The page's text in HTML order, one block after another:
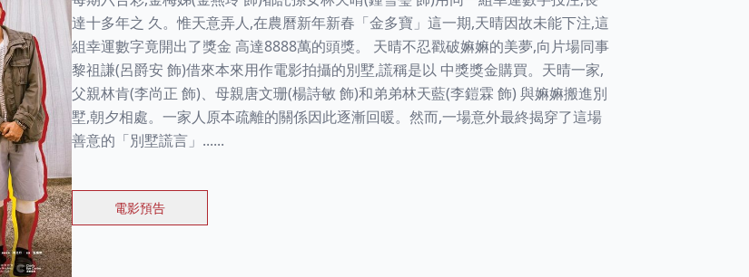
達十多年之 久。惟天意弄人,在農曆新年新春「金多寶」這一期,天晴因故未能下注,這
組幸運數字竟開出了獎金 高達8888萬的頭獎。 天晴不忍戳破嫲嫲的美夢,向片場同事
黎祖謙(呂爵安 飾)借來本來用作電影拍攝的別墅,謊稱是以 中獎獎金購買。天晴一家,
父親林肯(李尚正 飾)、母親唐文珊(楊詩敏 飾)和弟弟林天藍(李鎧霖 飾) 與嫲嫲搬進別
墅,朝夕相處。一家人原本疏離的關係因此逐漸回暖。然而,一場意外最終揭穿了這場
善意的「別墅謊言」......
電影預告